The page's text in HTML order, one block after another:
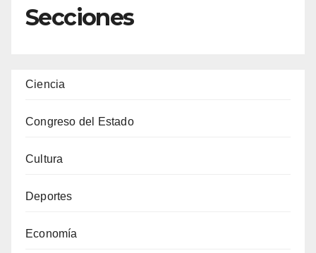
Secciones
Ciencia
Congreso del Estado
Cultura
Deportes
Economía